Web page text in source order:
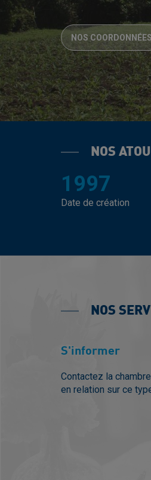
NOS COORDONNÉES
NOS
1997
Date de création
NOS
S'informer
Contactez la
en relation sur ce